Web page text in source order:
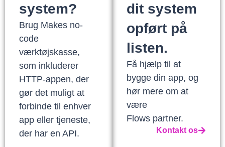
system?
Brug Makes no-
code
værktøjskasse,
som inkluderer
HTTP-appen, der
gør det muligt at
forbinde til enhver
app eller tjeneste,
der har en API.
dit system
opført på
listen.
Få hjælp til at
bygge din app, og
hør mere om at
være
Flows partner.
Kontakt os